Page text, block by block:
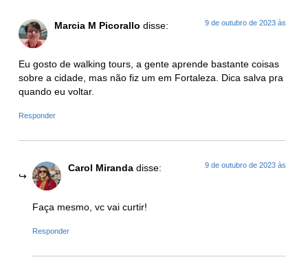
Marcia M Picorallo disse: 9 de outubro de 2023 às
Eu gosto de walking tours, a gente aprende bastante coisas
sobre a cidade, mas não fiz um em Fortaleza. Dica salva pra
quando eu voltar.
Responder
Carol Miranda disse: 9 de outubro de 2023 às
Faça mesmo, vc vai curtir!
Responder